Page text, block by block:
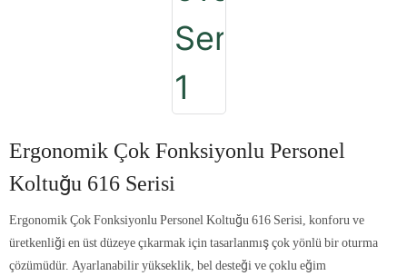
Ergonomik Çok Fonksiyonlu Personel
Koltuğu 616 Serisi
Ergonomik Çok Fonksiyonlu Personel Koltuğu 616 Serisi, konforu ve
üretkenliği en üst düzeye çıkarmak için tasarlanmış çok yönlü bir oturma
çözümüdür. Ayarlanabilir yükseklik, bel desteği ve çoklu eğim